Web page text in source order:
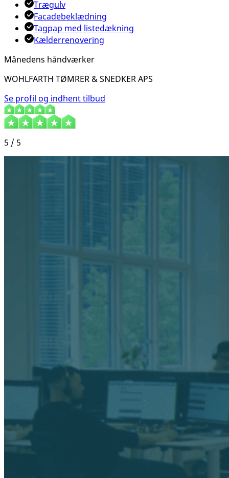
Trægulv
Facadebeklædning
Tagpap med listedækning
Kælderrenovering
Månedens håndværker
WOHLFARTH TØMRER & SNEDKER APS
Se profil og indhent tilbud
5 / 5